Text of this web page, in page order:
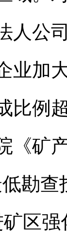
人公
加大
比例
《矿
勘查
强